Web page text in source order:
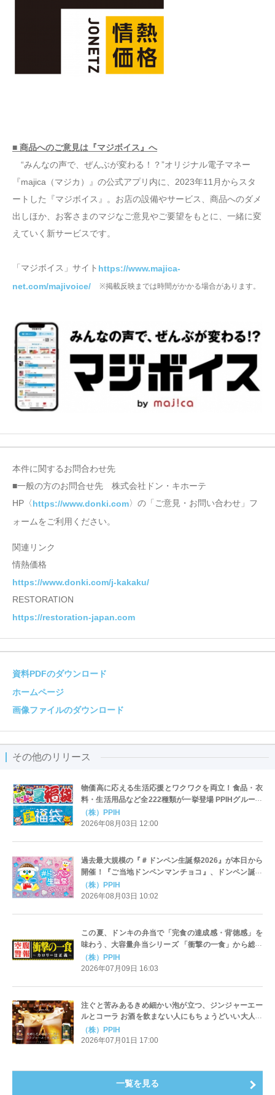
■ 商品へのご意見は『マジボイス』へ
“みんなの声で、ぜんぶが変わる！？”オリジナル電子マネー
『majica（マジカ）』の公式アプリ内に、2023年11月からスタ
ートした『マジボイス』。お店の設備やサービス、商品へのダメ
出しほか、お客さまのマジなご意見やご要望をもとに、一緒に変
えていく新サービスです。
「マジボイス」サイト https://www.majica-
net.com/majivoice/
※掲載反映までは時間がかかる場合があります。
本件に関するお問合わせ先
■一般の方のお問合せ先 株式会社ドン・キホーテ
HP〈 https://www.donki.com〉の「ご意見・お問い合わせ」フ
ォームをご利用ください。
関連リンク
情熱価格
https://www.donki.com/j-kakaku/
RESTORATION
https://restoration-japan.com
資料PDFのダウンロード
ホームページ
画像ファイルのダウンロード
その他のリリース
物価高に応える生活応援とワクワクを両立！食品・衣
料・生活用品など全222種類が一挙登場 PPIHグループ
「夏福袋」＆セール 8月6日(木)より順次スタート
（株）PPIH
2026年08月03日 12:00
過去最大規模の『＃ドンペン生誕祭2026』が本日から
開催！『ご当地ドンペンマンチョコ』、ドンペン誕生
日に発売決定！
（株）PPIH
2026年08月03日 10:02
この夏、ドンキの弁当で「完食の達成感・背徳感」を
味わう、大容量弁当シリーズ 「衝撃の一食」から総重
量500g超の新メニュー登場
（株）PPIH
2026年07月09日 16:03
注ぐと苦みあるきめ細かい泡が立つ、ジンジャーエー
ルとコーラ お酒を飲まない人にもちょうどいい大人テ
イスト飲料「アワバル」 PPIHグループ国内店舗で数量
限定販売
（株）PPIH
2026年07月01日 17:00
一覧を見る